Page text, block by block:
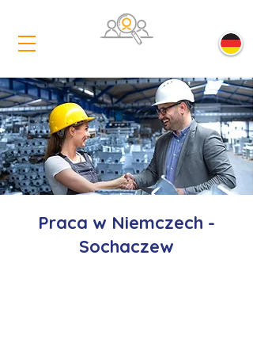
Praca w Niemczech -
Sochaczew